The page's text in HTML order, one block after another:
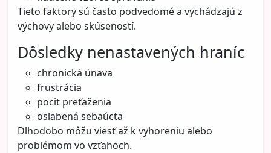
Tieto faktory sú často podvedomé a vychádzajú z
výchovy alebo skúseností.
Dôsledky nenastavených hraníc
chronická únava
frustrácia
pocit preťaženia
oslabená sebaúcta
Dlhodobo môžu viesť až k vyhoreniu alebo
problémom vo vzťahoch.